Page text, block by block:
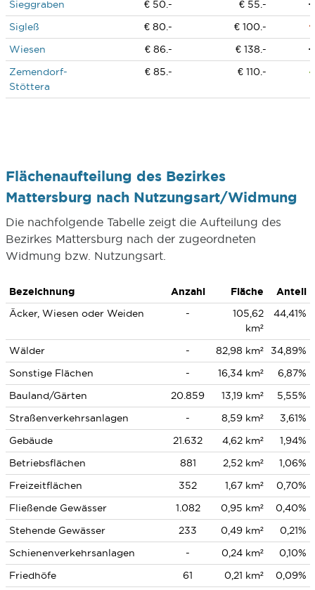
Sieggraben € 50.-
€ 55.-
Sigleß
€ 80.-
€ 100.-
Wiesen
€ 86.-
€ 138.-
Zemendorf-
Stöttera
€ 85.- € 110.-
Flächenaufteilung des Bezirkes
Mattersburg nach Nutzungsart/Widmung
Die nachfolgende Tabelle zeigt die Aufteilung des
Bezirkes Mattersburg nach der zugeordneten
Widmung bzw. Nutzungsart.
Bezeichnung Anzahl Fläche
Anteil
Äcker, Wiesen oder Weiden
-
105,62
km²
44,41%
Wälder - 82,98 km²
34,89%
Sonstige Flächen
- 16,34 km²
6,87%
Bauland/Gärten
20.859 13,19 km²
5,55%
Straßenverkehrsanlagen
- 8,59 km²
3,61%
Gebäude
21.632 4,62 km²
1,94%
Betriebsflächen
881 2,52 km²
1,06%
Freizeitflächen
352 1,67 km²
0,70%
Fließende Gewässer
1.082 0,95 km²
0,40%
Stehende Gewässer
233 0,49 km²
0,21%
Schienenverkehrsanlagen
- 0,24 km²
0,10%
Friedhöfe
61 0,21 km²
0,09%